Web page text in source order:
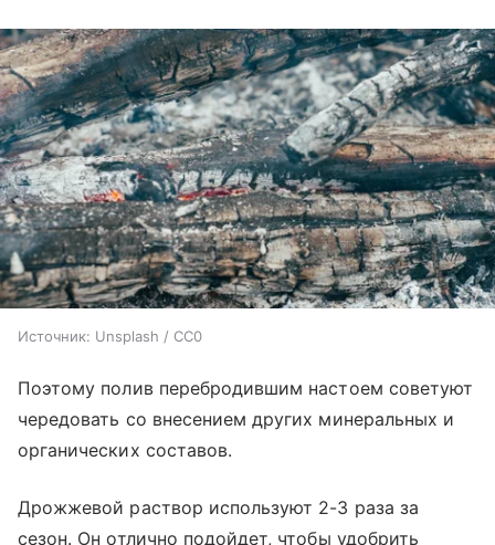
Источник: Unsplash / CC0
Поэтому полив перебродившим настоем советуют
чередовать со внесением других минеральных и
органических составов.
Дрожжевой раствор используют 2-3 раза за
сезон. Он отлично подойдет, чтобы удобрить